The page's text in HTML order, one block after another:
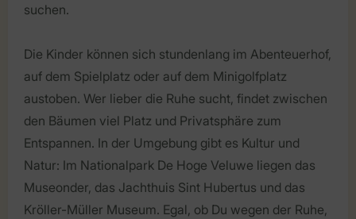
suchen.
Die Kinder können sich stundenlang im Abenteuerhof,
auf dem Spielplatz oder auf dem Minigolfplatz
austoben. Wer lieber die Ruhe sucht, findet zwischen
den Bäumen viel Platz und Privatsphäre zum
Entspannen. In der Umgebung gibt es Kultur und
Natur: Im Nationalpark De Hoge Veluwe liegen das
Museonder, das Jachthuis Sint Hubertus und das
Kröller-Müller Museum. Egal, ob Du wegen der Ruhe,